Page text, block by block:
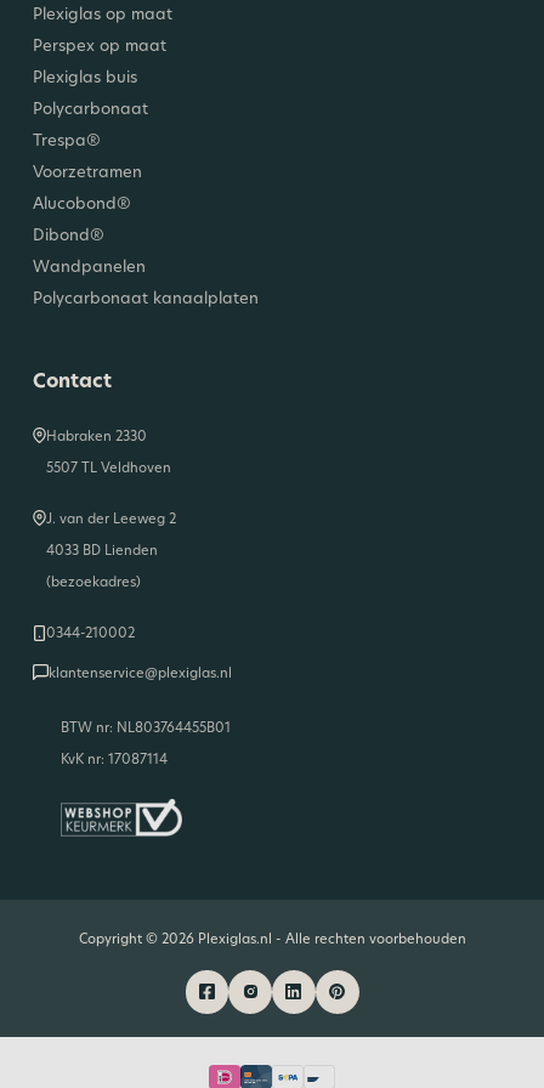
Plexiglas op maat
Perspex op maat
Plexiglas buis
Polycarbonaat
Trespa®
Voorzetramen
Alucobond®
Dibond®
Wandpanelen
Polycarbonaat kanaalplaten
Contact
Habraken 2330
5507 TL Veldhoven
J. van der Leeweg 2
4033 BD Lienden
(bezoekadres)
0344-210002
klantenservice@plexiglas.nl
BTW nr: NL803764455B01
KvK nr: 17087114
Copyright © 2026 Plexiglas.nl - Alle rechten voorbehouden